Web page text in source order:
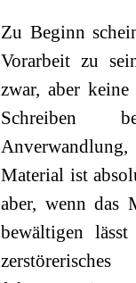
Zu Beginn
Vorarbeit zu
zwar, aber
Schreiben
Material ist
aber, wenn das
bewältigen